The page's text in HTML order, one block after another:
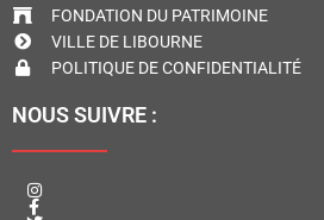
FONDATION DU PATRIMOINE
VILLE DE LIBOURNE
POLITIQUE DE CONFIDENTIALITÉ
NOUS SUIVRE :